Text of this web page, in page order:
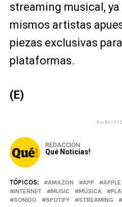
streaming musical,
mismos artistas
piezas exclusivas
plataformas.
(E)
REDACCIÓN
Qué Noticias!
TÓPICOS: AMAZON APP APPLE
INTERNET
MUSIC MÚSICA
SONIDO
SPOTIFY STREAMING